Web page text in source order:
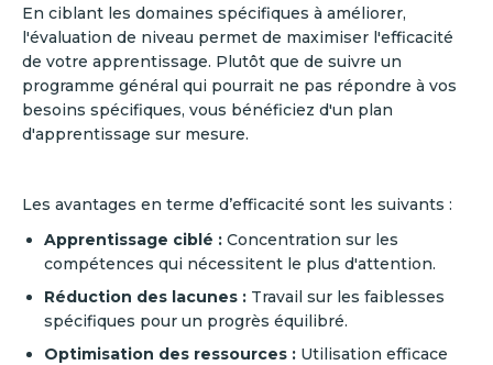
En ciblant les domaines spécifiques à améliorer,
l'évaluation de niveau permet de maximiser l'efficacité
de votre apprentissage. Plutôt que de suivre un
programme général qui pourrait ne pas répondre à vos
besoins spécifiques, vous bénéficiez d'un plan
d'apprentissage sur mesure.
Les avantages en terme d’efficacité sont les suivants :
Apprentissage ciblé : Concentration sur les
compétences qui nécessitent le plus d'attention.
Réduction des lacunes : Travail sur les faiblesses
spécifiques pour un progrès équilibré.
Optimisation des ressources : Utilisation efficace